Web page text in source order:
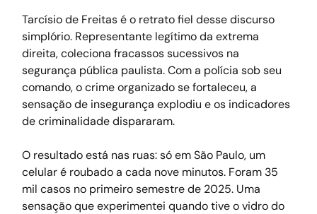
Tarcísio de Freitas é o retrato fiel desse discurso
simplório. Representante legítimo da extrema
direita, coleciona fracassos sucessivos na
segurança pública paulista. Com a polícia sob seu
comando, o crime organizado se fortaleceu, a
sensação de insegurança explodiu e os indicadores
de criminalidade dispararam.
O resultado está nas ruas: só em São Paulo, um
celular é roubado a cada nove minutos. Foram 35
mil casos no primeiro semestre de 2025. Uma
sensação que experimentei quando tive o vidro do